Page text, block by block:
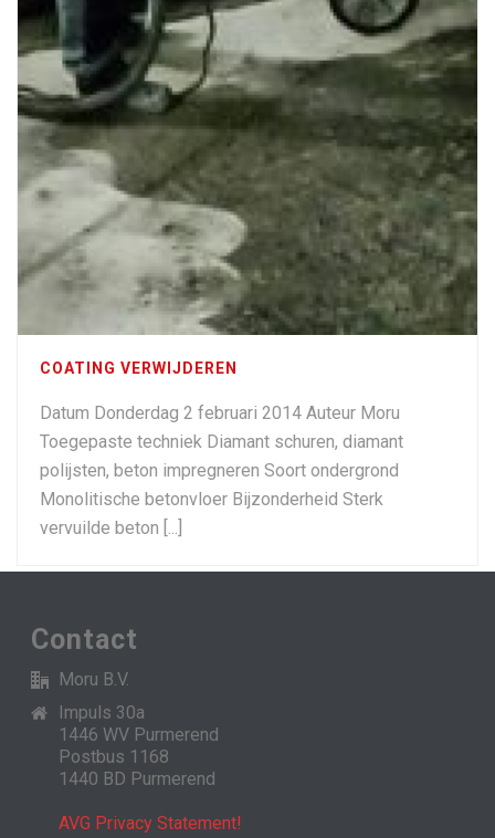
COATING VERWIJDEREN
Datum Donderdag 2 februari 2014 Auteur Moru
Toegepaste techniek Diamant schuren, diamant
polijsten, beton impregneren Soort ondergrond
Monolitische betonvloer Bijzonderheid Sterk
vervuilde beton [...]
Contact
Moru B.V.
Impuls 30a
1446 WV Purmerend
Postbus 1168
1440 BD Purmerend
AVG Privacy Statement!